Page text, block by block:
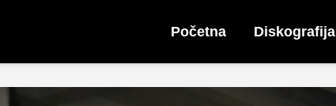
Početna Diskografija